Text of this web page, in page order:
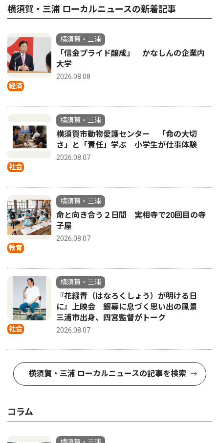
横須賀・三浦 ローカルニュースの新着記事
経済
横須賀・三浦
「信金プライド醸成」 かなしんの企業内
大学
2026.08.08
社会
横須賀・三浦
横須賀市動物愛護センター 「命の大切
さ」と「責任」学ぶ 小学生が仕事体験
2026.08.07
教育
横須賀・三浦
命と向き合う２日間 実相寺で20回目の寺
子屋
2026.08.07
社会
横須賀・三浦
『花緑青（はなろくしょう）が明ける日
に』上映会 銀幕に息づく思い出の風景
三浦市出身、四宮監督がトーク
2026.08.07
横須賀・三浦 ローカルニュースの記事を検索
コラム